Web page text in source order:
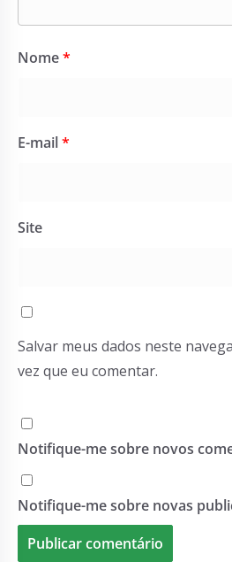
Nome*
E-mail*
Site
Salvar meus dados neste
vez que eu comentar.
Notifique-me sobre novos
Notifique-me sobre novas